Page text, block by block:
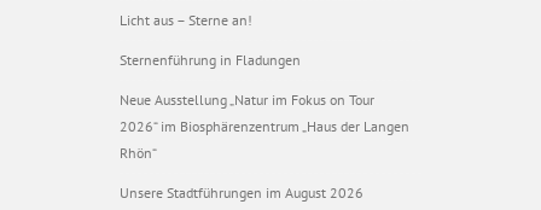
Licht aus – Sterne an!
Sternenführung in Fladungen
Neue Ausstellung „Natur im Fokus on Tour
2026“ im Biosphärenzentrum „Haus der Langen
Rhön“
Unsere Stadtführungen im August 2026